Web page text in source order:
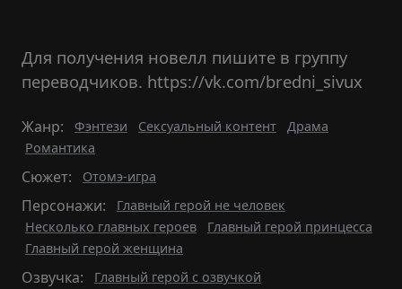
Для получения новелл пишите в группу
переводчиков. https://vk.com/bredni_sivux
Жанр: Фэнтези Сексуальный контент
Драма
Романтика
Сюжет: Отомэ-игра
Персонажи:
Главный герой не человек
Несколько главных героев
Главный герой принцесса
Главный герой женщина
Озвучка:
Главный герой с озвучкой